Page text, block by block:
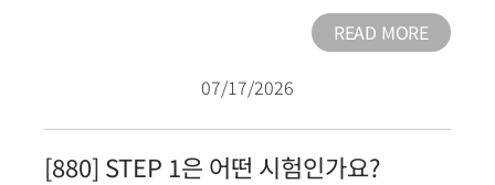
READ MORE
07/17/2026
[880] STEP 1은 어떤 시험인가요?